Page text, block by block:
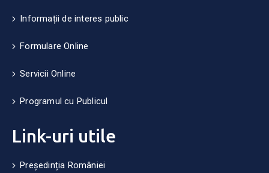
Informații de interes public
Formulare Online
Servicii Online
Programul cu Publicul
Link-uri utile
Președinția României